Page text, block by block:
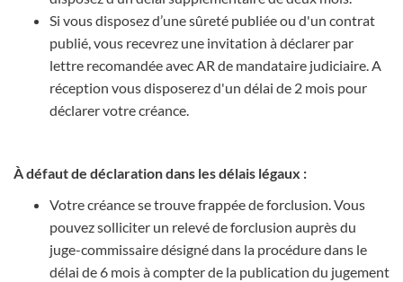
Si vous disposez d’une sûreté publiée ou d'un contrat
publié, vous recevrez une invitation à déclarer par
lettre recomandée avec AR de mandataire judiciaire. A
réception vous disposerez d'un délai de 2 mois pour
déclarer votre créance.
À défaut de déclaration dans les délais légaux :
Votre créance se trouve frappée de forclusion. Vous
pouvez solliciter un relevé de forclusion auprès du
juge-commissaire désigné dans la procédure dans le
délai de 6 mois à compter de la publication du jugement